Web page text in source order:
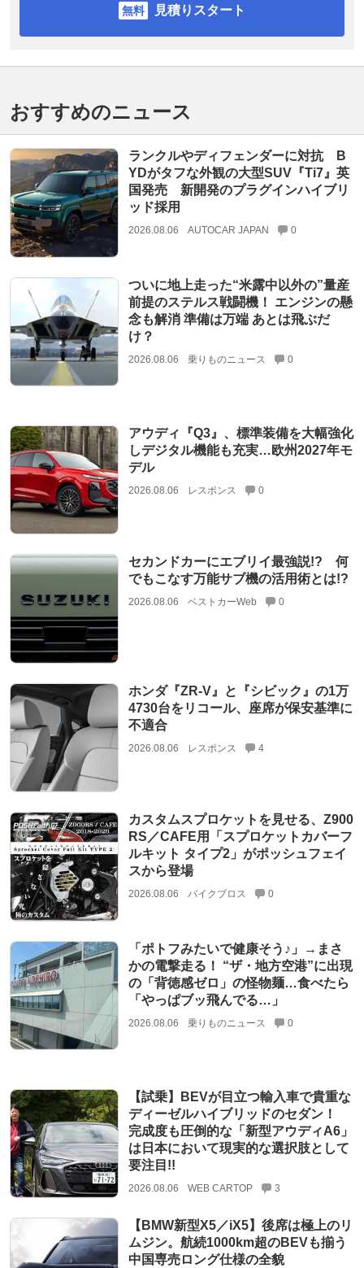
見積りスタート
おすすめのニュース
ランクルやディフェンダーに対抗 B
YDがタフな外観の大型SUV『Ti7』英
国発売 新開発のプラグインハイブリ
ッド採用
2026.08.06 AUTOCAR JAPAN 0
ついに地上走った“米露中以外の”量産
前提のステルス戦闘機！ エンジンの懸
念も解消 準備は万端 あとは飛ぶだ
け？
2026.08.06 乗りものニュース 0
アウディ『Q3』、標準装備を大幅強化
しデジタル機能も充実…欧州2027年モ
デル
2026.08.06 レスポンス 0
セカンドカーにエブリイ最強説!? 何
でもこなす万能サブ機の活用術とは!?
2026.08.06 ベストカーWeb 0
ホンダ『ZR-V』と『シビック』の1万
4730台をリコール、座席が保安基準に
不適合
2026.08.06 レスポンス 4
カスタムスプロケットを見せる、Z900
RS／CAFE用「スプロケットカバーフ
ルキット タイプ2」がポッシュフェイ
スから登場
2026.08.06 バイクブロス 0
「ポトフみたいで健康そう♪」→まさ
かの電撃走る！ “ザ・地方空港”に出現
の「背徳感ゼロ」の怪物麺…食べたら
「やっぱブッ飛んでる…」
2026.08.06 乗りものニュース 0
【試乗】BEVが目立つ輸入車で貴重な
ディーゼルハイブリッドのセダン！
完成度も圧倒的な「新型アウディA6」
は日本において現実的な選択肢として
要注目!!
2026.08.06 WEB CARTOP 3
【BMW新型X5／iX5】後席は極上のリ
ムジン。航続1000km超のBEVも揃う
中国専売ロング仕様の全貌